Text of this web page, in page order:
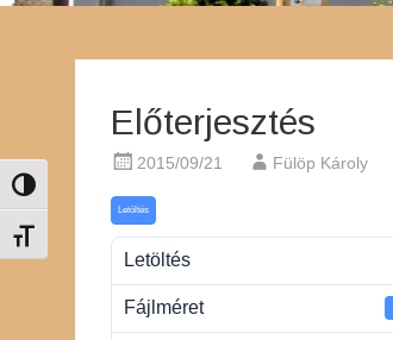
Nagy kontraszt váltása
Betűméret váltása
Előterjesztés
2015/09/21 Fülöp Károly
Letöltés
Letöltés
Fájlméret